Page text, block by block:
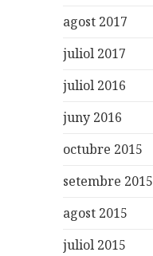
agost 2017
juliol 2017
juliol 2016
juny 2016
octubre 2015
setembre 2015
agost 2015
juliol 2015